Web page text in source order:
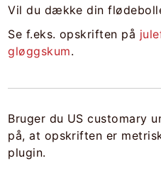
Vil du dække din
Se f.eks. opskriften på
gløggskum.
Bruger du US customary units, så vær opmærksom
på, at opskriften er
plugin.